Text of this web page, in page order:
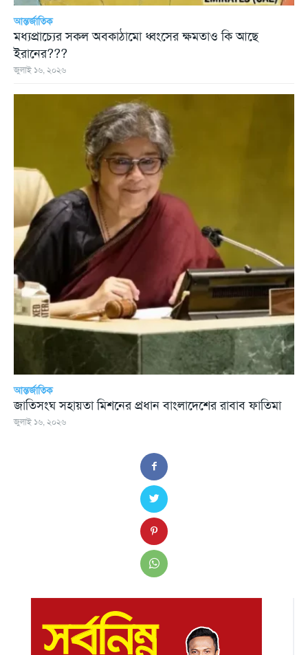
আন্তর্জাতিক
মধ্যপ্রাচ্যের সকল অবকাঠামো ধ্বংসের ক্ষমতাও কি আছে
ইরানের???
জুলাই ১৬, ২০২৬
আন্তর্জাতিক
জাতিসংঘ সহায়তা মিশনের প্রধান বাংলাদেশের রাবাব ফাতিমা
জুলাই ১৬, ২০২৬